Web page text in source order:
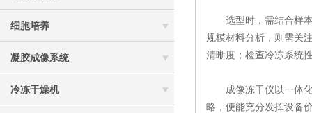
细胞培养
凝胶成像系统
冷冻干燥机
选型时，需结合样本
规模材料分析，则需关
清晰度；检查冷冻系统
成像冻干仪以一体化
略，便能充分发挥设备